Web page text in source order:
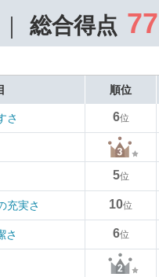
総合得点 77
順位
さ 6位
5位
充実さ 10位
さ 6位